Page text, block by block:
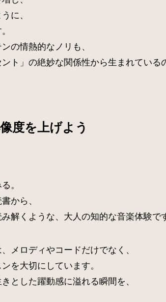
に、
の情熱的なノリも、
ト」の絶妙な関係性から生まれている
度を上げよう
。
から、
解くような、大人の知的な音楽体験で
メロディやコードだけでなく、
を大切にしています。
とした躍動感に溢れる瞬間を、